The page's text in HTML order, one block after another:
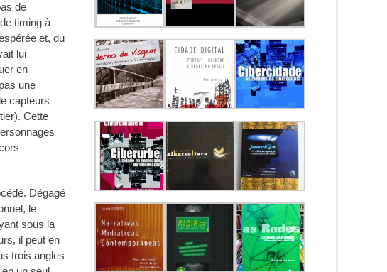
de
timing à
et, du
lui
en
une
capteurs
Cette
Dégagé
le
sous la
il peut en
trois angles